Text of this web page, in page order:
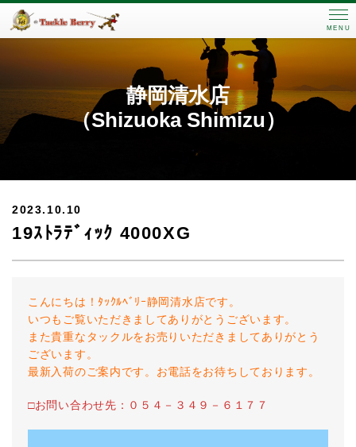
MENU
静岡清水店
（Shizuoka Shimizu）
2023.10.10
19ｽﾄﾗﾃﾞｨｯｸ 4000XG
こんにちは！ﾀｯｸﾙﾍﾞﾘｰ静岡清水店です。
いつもご覧いただきましてありがとうございます。
また貴重なタックルをお売りいただきましてありがとう
ございます。
最新入荷のご案内です。お電話をお待ちしております。
□お問い合わせ先：０５４－３４９－６１７７